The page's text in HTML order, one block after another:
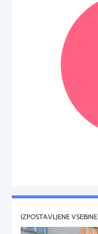
IZPOSTAVLJENE VSEBINE